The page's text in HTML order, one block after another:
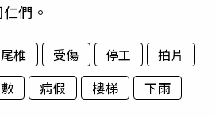
們。
尾椎 受傷 停工
拍片
病假 樓梯
下雨